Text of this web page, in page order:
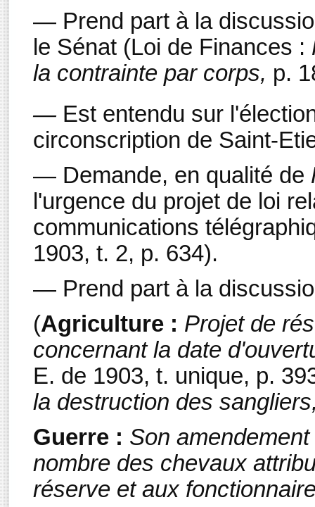
— Prend part à la
le Sénat (Loi de Finances :
la contrainte par corps, p.
— Est entendu sur
circonscription de Saint-
— Demande, en qualité de
l'urgence du projet de loi
communications
1903, t. 2, p. 634).
— Prend part à la
(Agriculture : Projet de
concernant la date
E. de 1903, t. unique, p.
la destruction des
Guerre : Son
nombre des chevaux
réserve et aux